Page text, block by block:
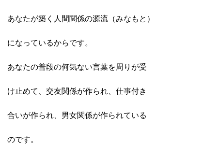
あなたが築く人間関係の源流（みなもと）
になっているからです。
あなたの普段の何気ない言葉を周りが受
け止めて、交友関係が作られ、仕事付き
合いが作られ、男女関係が作られている
のです。